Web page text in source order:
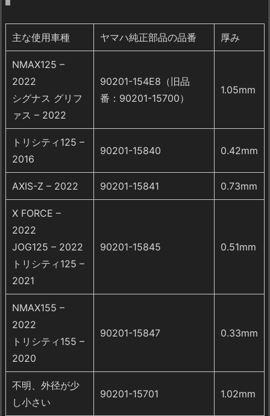
主な使用車種 ヤマハ純正部品の品番 厚み
NMAX125 –
2022
シグナス グリフ
ァス – 2022
90201-154E8（旧品
番：90201-15700）
1.05mm
トリシティ125 –
2016
90201-15840 0.42mm
AXIS-Z – 2022 90201-15841 0.73mm
X FORCE –
2022
JOG125 – 2022
トリシティ125 –
2021
90201-15845 0.51mm
NMAX155 –
2022
トリシティ155 –
2020
90201-15847 0.33mm
不明、外径が少
し小さい
90201-15701 1.02mm